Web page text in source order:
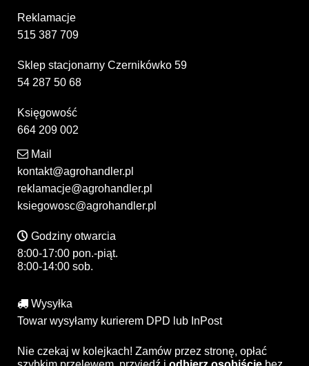
Reklamacje
515 387 709
Sklep stacjonarny Czernikówko 59
54 287 50 68
Księgowość
664 209 002
Mail
kontakt@agrohandler.pl
reklamacje@agrohandler.pl
ksiegowosc@agrohandler.pl
Godziny otwarcia
8:00-17:00 pon.-piąt.
8:00-14:00 sob.
Wysyłka
Towar wysyłamy kurierem DPD lub InPost
Nie czekaj w kolejkach! Zamów przez stronę, opłać